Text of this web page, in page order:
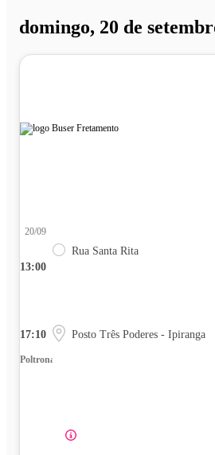
domingo, 20 de
13:00
20/09
Rua Santa Rita
17:10 Posto Três Poderes - Ipiranga
Poltrona